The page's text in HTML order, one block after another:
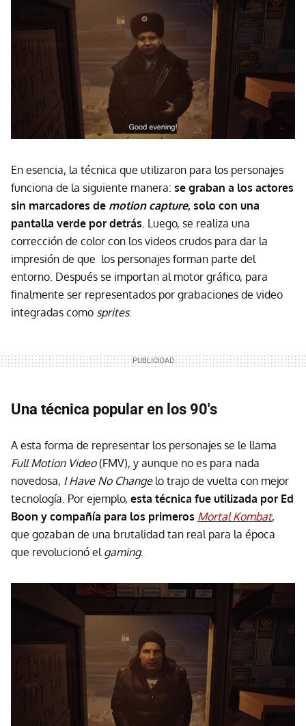
En esencia, la técnica que utilizaron para los personajes
funciona de la siguiente manera: se graban a los actores
sin marcadores de motion capture, solo con una
pantalla verde por detrás . Luego, se realiza una
corrección de color con los videos crudos para dar la
impresión de que los personajes forman parte del
entorno. Después se importan al motor gráfico, para
finalmente ser representados por grabaciones de video
integradas como sprites.
Una técnica popular en los 90's
A esta forma de representar los personajes se le llama
Full Motion Video(FMV), y aunque no es para nada
novedosa, I Have No Change lo trajo de vuelta con mejor
tecnología. Por ejemplo, esta técnica fue utilizada por Ed
Boon y compañía para los primeros Mortal Kombat,
que gozaban de una brutalidad tan real para la época
que revolucionó el gaming.